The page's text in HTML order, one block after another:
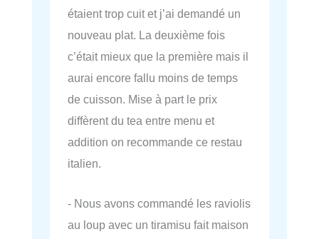
étaient trop cuit et j’ai demandé un
nouveau plat. La deuxième fois
c’était mieux que la première mais il
aurai encore fallu moins de temps
de cuisson. Mise à part le prix
diffèrent du tea entre menu et
addition on recommande ce restau
italien.
- Nous avons commandé les raviolis
au loup avec un tiramisu fait maison